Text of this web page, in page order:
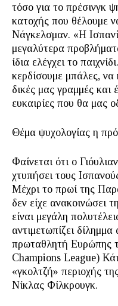
τόσο για το πρέσινγκ
κατοχής που θέλουμε
Νάγκελσμαν. «Η
μεγαλύτερα
ίδια ελέγχει το
κερδίσουμε μπάλες,
δικές μας γραμμές και
ευκαιρίες που θα μας
Θέμα ψυχολογίας η
Φαίνεται ότι ο
χτυπήσει τους
Μέχρι το πρωί της
δεν είχε ανακοινώσει
είναι μεγάλη
αντιμετωπίζει
πρωταθλητή Ευρώπης
Champions League)
«γκολτζή» περιοχής
Νίκλας Φίλκρουγκ.